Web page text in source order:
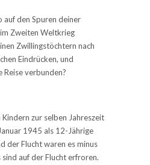
auf den Spuren deiner
Zweiten Weltkrieg
Zwillingstöchtern nach
Eindrücken, und
Reise verbunden?
zur selben Jahreszeit
1945 als 12-Jährige
der Flucht waren es minus
auf der Flucht erfroren.